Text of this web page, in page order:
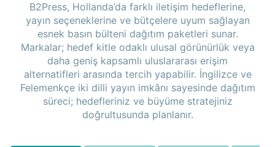
B2Press, Hollanda’da farklı iletişim hedeflerine,
yayın seçeneklerine ve bütçelere uyum sağlayan
esnek basın bülteni dağıtım paketleri sunar.
Markalar; hedef kitle odaklı ulusal görünürlük veya
daha geniş kapsamlı uluslararası erişim
alternatifleri arasında tercih yapabilir. İngilizce ve
Felemenkçe iki dilli yayın imkânı sayesinde dağıtım
süreci; hedefleriniz ve büyüme stratejiniz
doğrultusunda planlanır.